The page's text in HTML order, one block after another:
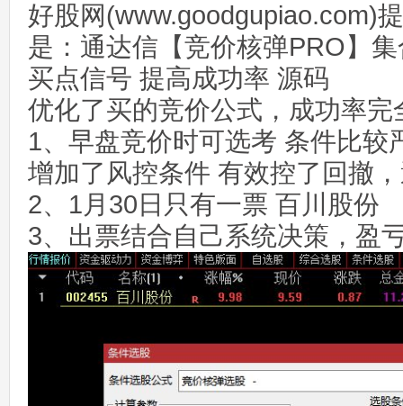
好股网(www.goodgupiao.com)
是：通达信【竞价核弹PRO】
买点信号 提高成功率 源码
优化了买的竞价公式，成功率完
1、早盘竞价时可选考 条件比较
增加了风控条件 有效控了回撤
2、1月30日只有一票 百川股份
3、出票结合自己系统决策，盈